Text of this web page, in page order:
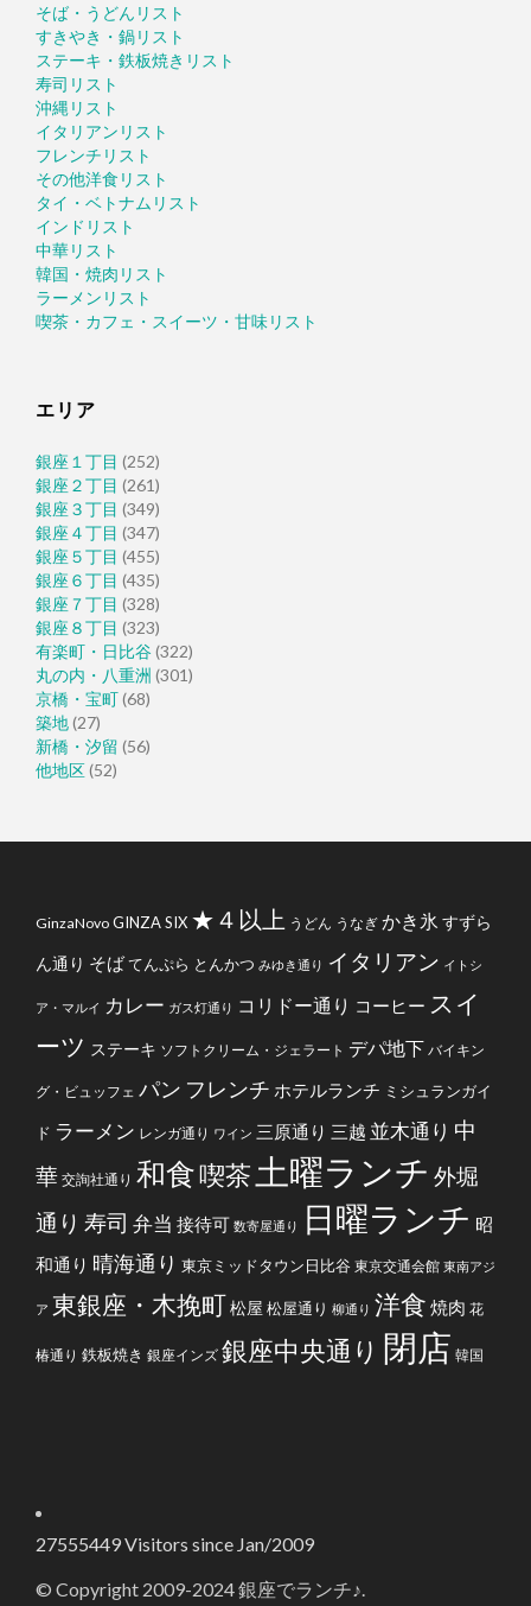
そば・うどんリスト
すきやき・鍋リスト
ステーキ・鉄板焼きリスト
寿司リスト
沖縄リスト
イタリアンリスト
フレンチリスト
その他洋食リスト
タイ・ベトナムリスト
インドリスト
中華リスト
韓国・焼肉リスト
ラーメンリスト
喫茶・カフェ・スイーツ・甘味リスト
エリア
銀座１丁目 (252)
銀座２丁目 (261)
銀座３丁目 (349)
銀座４丁目 (347)
銀座５丁目 (455)
銀座６丁目 (435)
銀座７丁目 (328)
銀座８丁目 (323)
有楽町・日比谷(322)
丸の内・八重洲 (301)
京橋・宝町(68)
築地(27)
新橋・汐留 (56)
他地区(52)
GinzaNovo GINZA SIX ★４以上 うどん うなぎ かき氷 すずら
ん通り そばてんぷら とんかつ みゆき通り イタリアン イトシ
ア・マルイ カレー ガス灯通り コリドー通り コーヒー スイ
ーツ ステーキ ソフトクリーム・ジェラート デパ地下 バイキン
グ・ビュッフェ パン フレンチ ホテルランチ ミシュランガイ
ド ラーメン レンガ通り ワイン 三原通り 三越 並木通り 中
華 交詢社通り 和食喫茶 土曜ランチ 外堀
通り 寿司 弁当 接待可 数寄屋通り 日曜ランチ 昭
和通り 晴海通り 東京ミッドタウン日比谷 東京交通会館 東南アジ
ア 東銀座・木挽町松屋 松屋通り 柳通り 洋食 焼肉 花
椿通り 鉄板焼き 銀座インズ 銀座中央通り 閉店 韓国
27555449Visitors since Jan/2009
© Copyright 2009-2024 銀座でランチ♪.